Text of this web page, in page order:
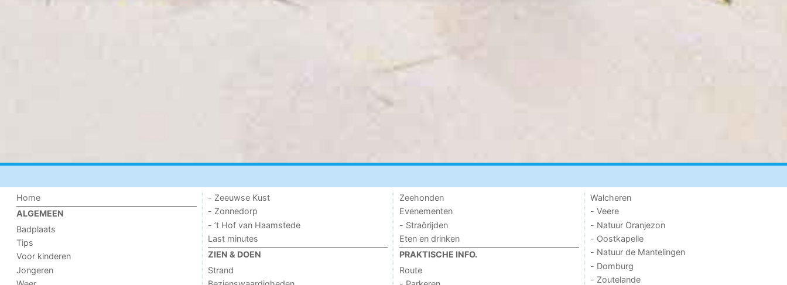
Home
ALGEMEEN
Badplaats
Tips
Voor kinderen
Jongeren
- Zeeuwse Kust
- Zonnedorp
- ’t Hof van Haamstede
Last minutes
ZIEN & DOEN
Strand
Zeehonden
Evenementen
- Straôrijden
Eten en drinken
PRAKTISCHE INFO.
Route
Walcheren
- Veere
- Natuur Oranjezon
- Oostkapelle
- Natuur de Mantelingen
- Domburg
- Zoutelande